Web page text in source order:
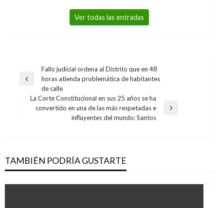
Ver todas las entradas
Navegación
de
entradas
Entrada
Fallo judicial ordena al Distrito que en 48
horas atienda problemática de habitantes
de calle
Entrada
La Corte Constitucional en sus 25 años se ha
convertido en una de las más respetadas e
influyentes del mundo: Santos
TAMBIÉN PODRÍA GUSTARTE